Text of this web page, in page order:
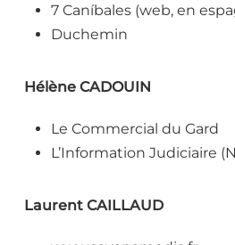
7 Caníbales (web, en
Duchemin
Hélène CADOUIN
Le Commercial du Gard
L’Information Judiciaire
Laurent CAILLAUD